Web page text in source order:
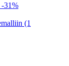
-31%
(1